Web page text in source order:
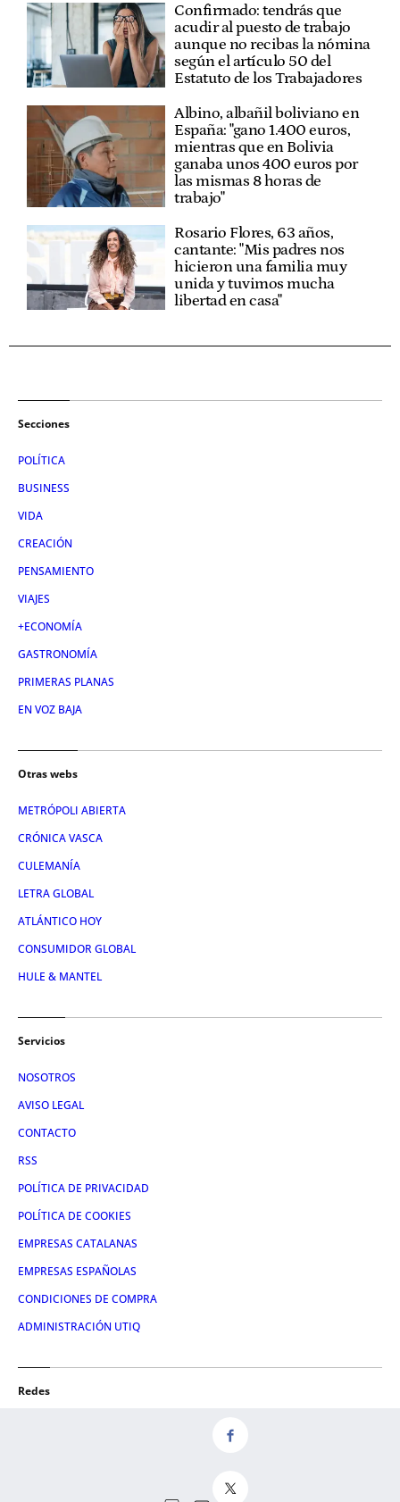
Confirmado: tendrás que
acudir al puesto de trabajo
aunque no recibas la nómina
según el artículo 50 del
Estatuto de los Trabajadores
Albino, albañil boliviano en
España: "gano 1.400 euros,
mientras que en Bolivia
ganaba unos 400 euros por
las mismas 8 horas de
trabajo"
Rosario Flores, 63 años,
cantante: "Mis padres nos
hicieron una familia muy
unida y tuvimos mucha
libertad en casa"
Secciones
POLÍTICA
BUSINESS
VIDA
CREACIÓN
PENSAMIENTO
VIAJES
+ECONOMÍA
GASTRONOMÍA
PRIMERAS PLANAS
EN VOZ BAJA
Otras webs
METRÓPOLI ABIERTA
CRÓNICA VASCA
CULEMANÍA
LETRA GLOBAL
ATLÁNTICO HOY
CONSUMIDOR GLOBAL
HULE & MANTEL
Servicios
NOSOTROS
AVISO LEGAL
CONTACTO
RSS
POLÍTICA DE PRIVACIDAD
POLÍTICA DE COOKIES
EMPRESAS CATALANAS
EMPRESAS ESPAÑOLAS
CONDICIONES DE COMPRA
ADMINISTRACIÓN UTIQ
Redes